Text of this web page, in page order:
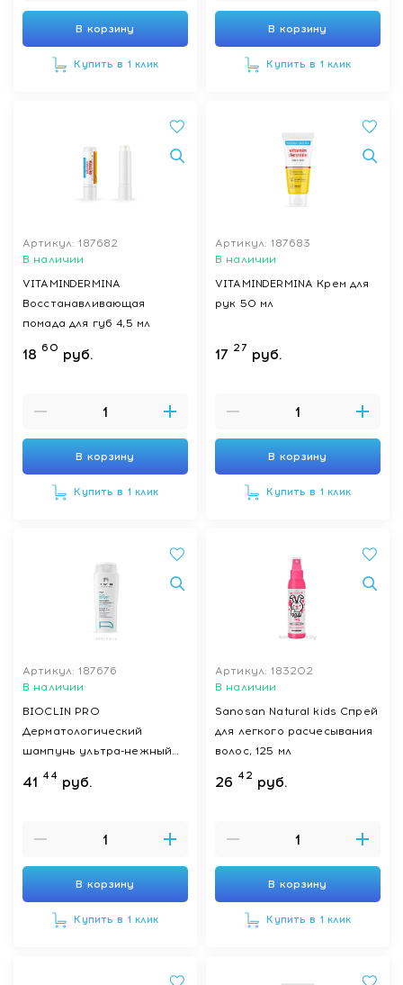
В корзину
Купить в 1 клик
В корзину
Купить в 1 клик
Артикул: 187682
В наличии
VITAMINDERMINA
Восстанавливающая
помада для губ 4,5 мл
18 60 руб.
В корзину
Купить в 1 клик
Артикул: 187683
В наличии
VITAMINDERMINA Крем для
рук 50 мл
17 27 руб.
В корзину
Купить в 1 клик
Артикул: 187676
В наличии
BIOCLIN PRO
Дерматологический
шампунь ультра-нежный
смягчающий для
младенцев, детей и
41 44 руб.
В корзину
Купить в 1 клик
Артикул: 183202
В наличии
Sanosan Natural kids Спрей
для легкого расчесывания
волос, 125 мл
26 42 руб.
В корзину
Купить в 1 клик